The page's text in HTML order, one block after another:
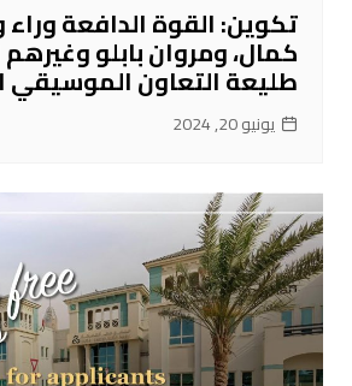
تكوين: القوة الدافعة وراء
كمال، ومروان بابلو
طليعة التعاون الموسيقي
يونيو 20, 2024